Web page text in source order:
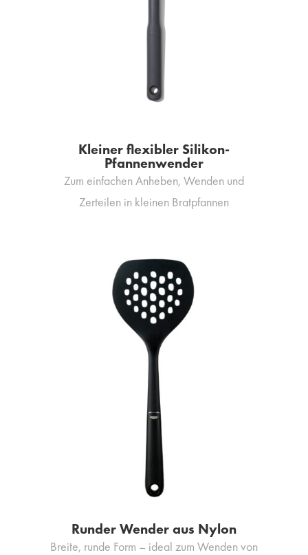
Kleiner flexibler Silikon-
Pfannenwender
Zum einfachen Anheben, Wenden und
Zerteilen in kleinen Bratpfannen
Runder Wender aus Nylon
Breite, runde Form – ideal zum Wenden von